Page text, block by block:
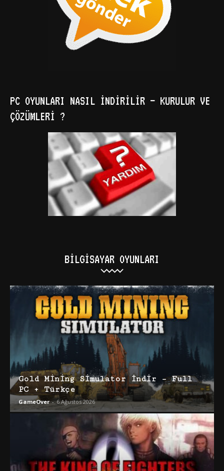
PC OYUNLARI NASIL İNDIRILIR – KURULUR VE
ÇÖZÜMLERI ?
BILGISAYAR OYUNLARI
Gold Mining Simulator İndir – Full
PC + Türkçe
GameOver - 6 Ağustos 2026